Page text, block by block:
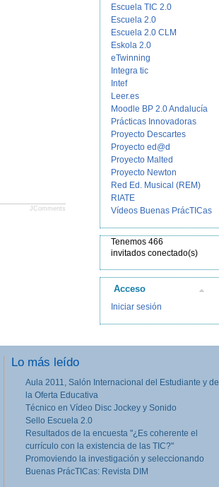
JComments
Escuela TIC 2.0
Escuela 2.0
Escuela 2.0 CLM
Eskola 2.0
eTwinning
Integra tic
Intef
Leer.es
Moodle BP 2.0 Andalucía
Prácticas Innovadoras
Proyecto Descartes
Proyecto ed@d
Proyecto Malted
Proyecto Newton
Red Ed. Musical (REM)
RIATE
Vídeos Buenas PrácTICas
Tenemos 466
invitados conectado(s)
Acceso
Iniciar sesión
Lo más leído
Aula 2011, Salón Internacional del Estudiante y de
la Oferta Educativa
Técnico en Vídeo Disc Jockey y Sonido
Sello Escuela 2.0
Resultados de la encuesta "¿Es coherente el
currículo con la existencia de las TIC?"
Promoviendo la investigación y seleccionando
Buenas PrácTICas: Revista DIM